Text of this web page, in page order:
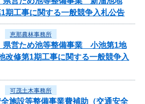
工事に関する一般競争入札公告
恵那農林事務所
県営ため池等整備事業 小池第1地
修第1期工事に関する一般競争入
可茂土木事務所
施設等整備事業費補助（交通安全